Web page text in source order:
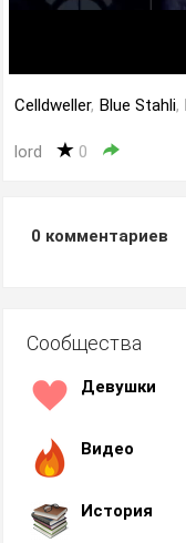
Celldweller, Blue Stahli,
lord 0
0 комментариев
Сообщества
Девушки
Видео
История